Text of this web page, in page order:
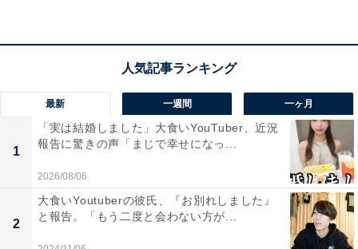
最新 一週間 一ヶ月
1
「実は結婚しました」大食いYouTuber、近況
報告に驚きの声「まじで幸せになっ...
2026/08/06
2
大食いYoutuberの彼氏、『お別れしました』
と報告。「もう二度と会わない方が...